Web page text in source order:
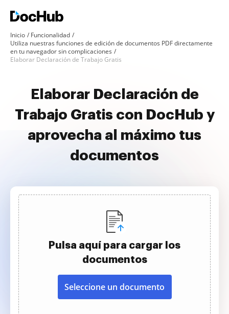
Inicio
Funcionalidad
Utiliza nuestras funciones de edición de documentos PDF directamente
en tu navegador sin complicaciones
Elaborar Declaración de Trabajo Gratis
Elaborar Declaración de
Trabajo Gratis con DocHub y
aprovecha al máximo tus
documentos
Pulsa aquí para cargar los
documentos
Seleccione un documento